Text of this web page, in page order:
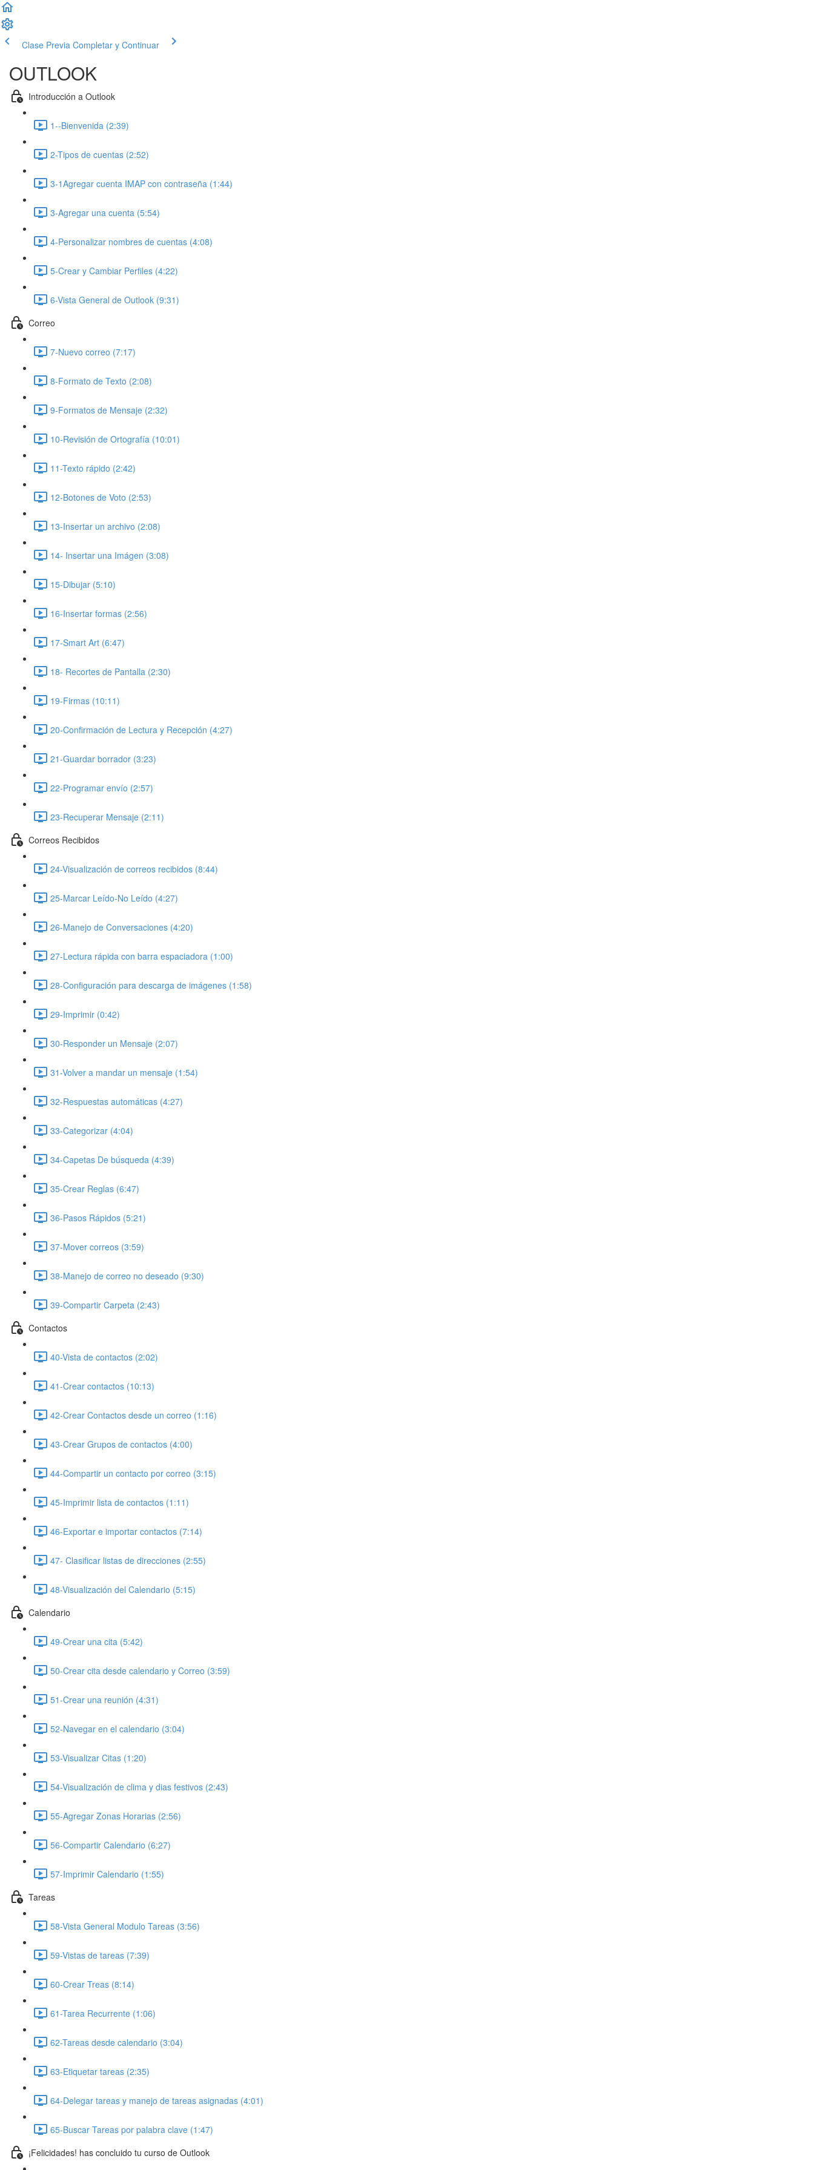
Clase Previa Completar y Continuar
OUTLOOK
Introducción a Outlook
1--Bienvenida (2:39)
2-Tipos de cuentas (2:52)
3-1Agregar cuenta IMAP con contraseña (1:44)
3-Agregar una cuenta (5:54)
4-Personalizar nombres de cuentas (4:08)
5-Crear y Cambiar Perfiles (4:22)
6-Vista General de Outlook (9:31)
Correo
7-Nuevo correo (7:17)
8-Formato de Texto (2:08)
9-Formatos de Mensaje (2:32)
10-Revisión de Ortografía (10:01)
11-Texto rápido (2:42)
12-Botones de Voto (2:53)
13-Insertar un archivo (2:08)
14- Insertar una Imágen (3:08)
15-Dibujar (5:10)
16-Insertar formas (2:56)
17-Smart Art (6:47)
18- Recortes de Pantalla (2:30)
19-Firmas (10:11)
20-Confirmación de Lectura y Recepción (4:27)
21-Guardar borrador (3:23)
22-Programar envío (2:57)
23-Recuperar Mensaje (2:11)
Correos Recibidos
24-Visualización de correos recibidos (8:44)
25-Marcar Leído-No Leído (4:27)
26-Manejo de Conversaciones (4:20)
27-Lectura rápida con barra espaciadora (1:00)
28-Configuración para descarga de imágenes (1:58)
29-Imprimir (0:42)
30-Responder un Mensaje (2:07)
31-Volver a mandar un mensaje (1:54)
32-Respuestas automáticas (4:27)
33-Categorizar (4:04)
34-Capetas De búsqueda (4:39)
35-Crear Reglas (6:47)
36-Pasos Rápidos (5:21)
37-Mover correos (3:59)
38-Manejo de correo no deseado (9:30)
39-Compartir Carpeta (2:43)
Contactos
40-Vista de contactos (2:02)
41-Crear contactos (10:13)
42-Crear Contactos desde un correo (1:16)
43-Crear Grupos de contactos (4:00)
44-Compartir un contacto por correo (3:15)
45-Imprimir lista de contactos (1:11)
46-Exportar e importar contactos (7:14)
47- Clasificar listas de direcciones (2:55)
48-Visualización del Calendario (5:15)
Calendario
49-Crear una cita (5:42)
50-Crear cita desde calendario y Correo (3:59)
51-Crear una reunión (4:31)
52-Navegar en el calendario (3:04)
53-Visualizar Citas (1:20)
54-Visualización de clima y dias festivos (2:43)
55-Agregar Zonas Horarias (2:56)
56-Compartir Calendario (6:27)
57-Imprimir Calendario (1:55)
Tareas
58-Vista General Modulo Tareas (3:56)
59-Vistas de tareas (7:39)
60-Crear Treas (8:14)
61-Tarea Recurrente (1:06)
62-Tareas desde calendario (3:04)
63-Etiquetar tareas (2:35)
64-Delegar tareas y manejo de tareas asignadas (4:01)
65-Buscar Tareas por palabra clave (1:47)
¡Felicidades! has concluido tu curso de Outlook